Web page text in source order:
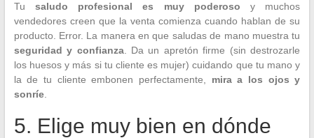
Tu saludo profesional es muy poderoso y muchos
vendedores creen que la venta comienza cuando hablan de su
producto. Error. La manera en que saludas de mano muestra tu
seguridad y confianza. Da un apretón firme (sin destrozarle
los huesos y más si tu cliente es mujer) cuidando que tu mano y
la de tu cliente embonen perfectamente, mira a los ojos y
sonríe.
5. Elige muy bien en dónde